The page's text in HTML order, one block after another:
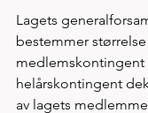
Lagets
bestemmer
helårskontingent
av lagets